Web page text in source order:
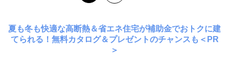
夏も冬も快適な高断熱＆省エネ住宅が補助金でおトクに建
てられる！無料カタログ＆プレゼントのチャンスも＜PR
＞